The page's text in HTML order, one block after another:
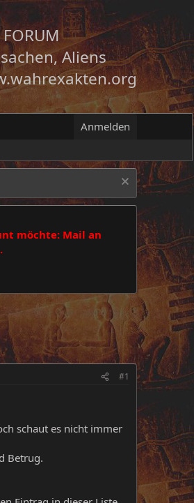
Aliens
Anmelden
möchte: Mail an
#1
schaut es nicht immer
Betrug.